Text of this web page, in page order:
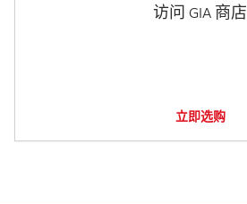
访问 GIA 商店
立即选购